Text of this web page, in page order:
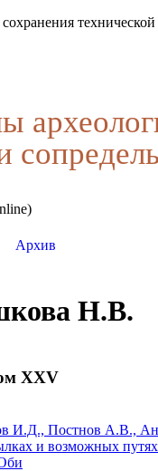
Архив
Н.В.
XXV
И.Д., Постнов А.В.,
и возможных